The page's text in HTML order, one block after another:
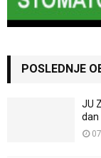
POSLEDNJE
JU
dan